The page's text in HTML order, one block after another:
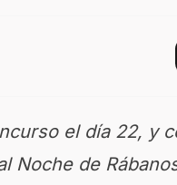
el día 22, y
Noche de